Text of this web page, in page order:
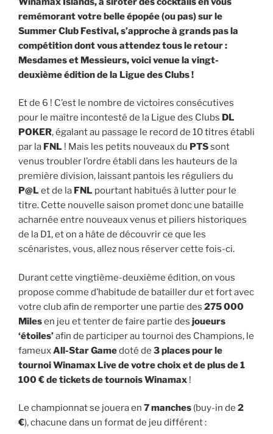
remémorant votre belle épopée (ou pas) sur le
Summer Club Festival, s’approche à grands pas la
compétition dont vous attendez tous le retour :
Mesdames et Messieurs, voici venue la vingt-
deuxième édition de la Ligue des Clubs !
Et de 6 ! C’est le nombre de victoires consécutives
pour le maître incontesté de la Ligue des Clubs DL
POKER, égalant au passage le record de 10 titres établi
par la FNL ! Mais les petits nouveaux du PTSsont
venus troubler l’ordre établi dans les hauteurs de la
première division, laissant pantois les réguliers du
P@L et de la FNL pourtant habitués à lutter pour le
titre. Cette nouvelle saison promet donc une bataille
acharnée entre nouveaux venus et piliers historiques
de la D1, et on a hâte de découvrir ce que les
scénaristes, vous, allez nous réserver cette fois-ci.
Durant cette vingtième-deuxième édition, on vous
propose comme d’habitude de batailler dur et fort avec
votre club afin de remporter une partie des 275 000
Milesen jeu et tenter de faire partie des joueurs
‘étoiles’afin de participer au tournoi des Champions, le
fameuxAll-Star Gamedoté de 3 places pour le
tournoi Winamax Live de votre choix et de plus de 1
100 € de tickets de tournois Winamax !
Le championnat se jouera en 7 manches (buy-in de 2
€), chacune dans un format de jeu différent :